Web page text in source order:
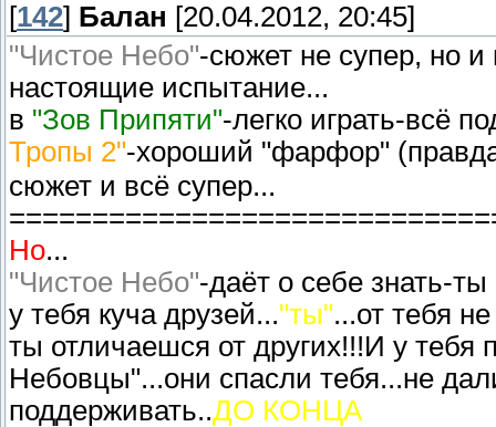
[142] Балан [20.04.2012, 20:45]
"Чистое Небо"-сюжет не супер, но и
настоящие испытание...
в "Зов Припяти"-легко играть-всё
Тропы 2"-хороший "фарфор"
сюжет и всё супер...
Но...
"Чистое Небо"-даёт о себе знать-
у тебя куча друзей..."ты"...от тебя
ты отличаешся от других!!!И у тебя
Небовцы"...они спасли тебя...не
поддерживать..ДО КОНЦА